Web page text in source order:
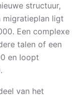
structuur,
migratieplan ligt
Een complexe
talen of een
en loopt
van het